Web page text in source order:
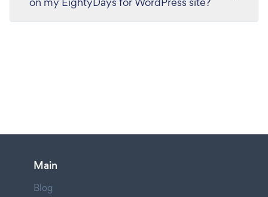
Main
Blog